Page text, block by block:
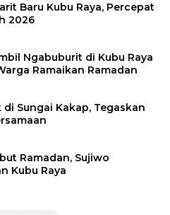
Baru Kubu Raya, Percepat
2026
Ngabuburit di Kubu Raya
Ramaikan Ramadan
Sungai Kakap, Tegaskan
Ramadan, Sujiwo
Kubu Raya